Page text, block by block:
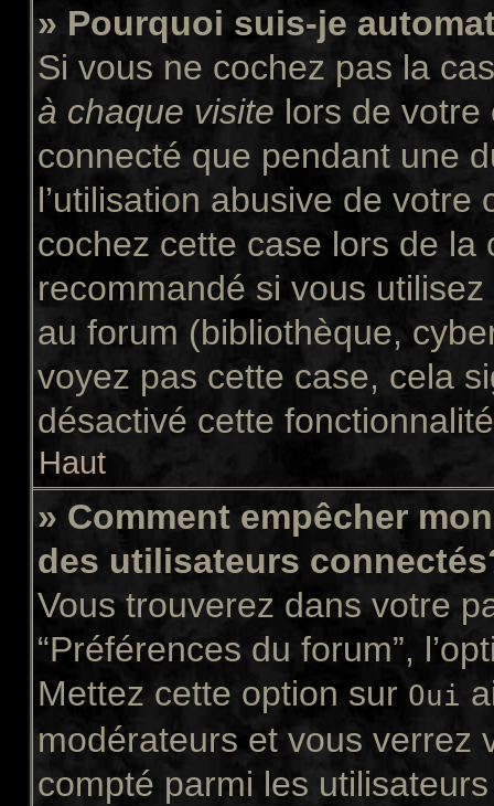
» Pourquoi suis-je
Si vous ne cochez pas la
à chaque visite lors de votre
connecté que pendant une
l’utilisation abusive de
cochez cette case lors de la
recommandé si vous
au forum (bibliothèque,
voyez pas cette case, cela
désactivé cette
Haut
» Comment empêcher
des utilisateurs
Vous trouverez dans votre
“Préférences du forum”,
Mettez cette option sur Oui
modérateurs et vous verrez
compté parmi les